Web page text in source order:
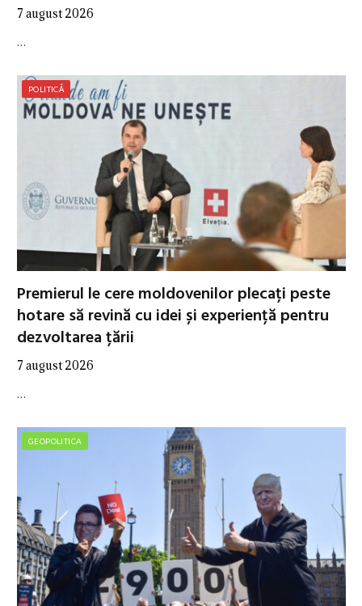
7 august 2026
…
POLITICĂ
Premierul le cere moldovenilor plecați peste
hotare să revină cu idei și experiență pentru
dezvoltarea țării
7 august 2026
…
GEOPOLITICA